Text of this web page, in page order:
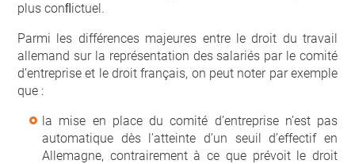
plus conﬂictuel.
Parmi les différences majeures entre le droit du travail
allemand sur la représentation des salariés par le comité
d’entreprise et le droit français, on peut noter par exemple
que :
la mise en place du comité d’entreprise n’est pas
automatique dès l’atteinte d’un seuil d’effectif en
Allemagne, contrairement à ce que prévoit le droit